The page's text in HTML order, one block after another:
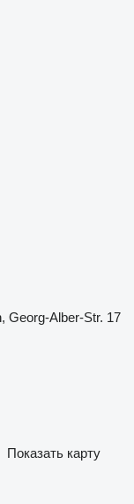
Georg-Alber-Str. 17
Показать карту